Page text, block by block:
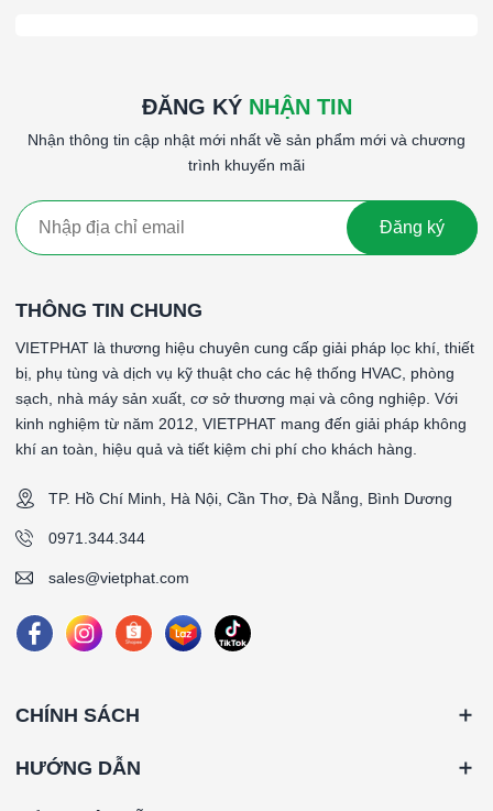
ĐĂNG KÝ NHẬN TIN
Nhận thông tin cập nhật mới nhất về sản phẩm mới và chương
trình khuyến mãi
Đăng ký
THÔNG TIN CHUNG
VIETPHAT là thương hiệu chuyên cung cấp giải pháp lọc khí, thiết
bị, phụ tùng và dịch vụ kỹ thuật cho các hệ thống HVAC, phòng
sạch, nhà máy sản xuất, cơ sở thương mại và công nghiệp. Với
kinh nghiệm từ năm 2012, VIETPHAT mang đến giải pháp không
khí an toàn, hiệu quả và tiết kiệm chi phí cho khách hàng.
TP. Hồ Chí Minh, Hà Nội, Cần Thơ, Đà Nẵng, Bình Dương
0971.344.344
sales@vietphat.com
CHÍNH SÁCH
HƯỚNG DẪN